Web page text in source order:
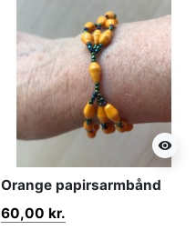
visibility
Orange papirsarmbånd
60,00 kr.